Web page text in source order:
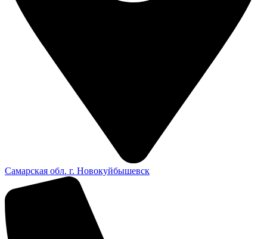
Самарская обл. г. Новокуйбышевск